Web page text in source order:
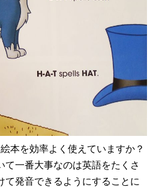
本を効率よく使えていますか？
て一番大事なのは英語をたくさ
て発音できるようにすることに